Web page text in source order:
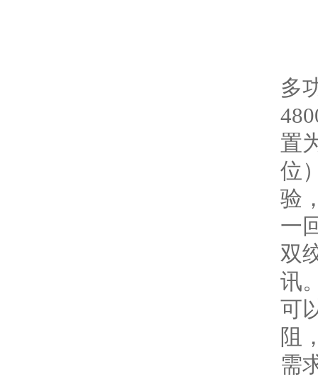
多
置
位
验
一
双
讯
可
阻
需